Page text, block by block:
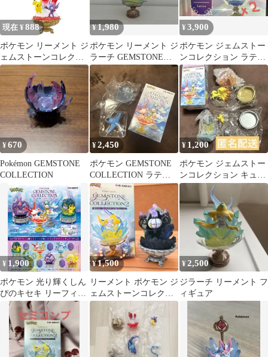
現在 ¥ 888
ポケモン リーメント ジ
ェムストーンコレクシ
ョン2 ハクリュー ピカ
¥1,980
ポケモン リーメント ジ
ラーチ GEMSTONE
COLLECTION 2
¥3,900
ポケモン ジェムストー
ンコレクション ラティ
オス
¥670
Pokémon GEMSTONE
COLLECTION
¥2,450
ポケモン GEMSTONE
COLLECTION ラティ
オス
¥ 1,200
ポケモン ジェムストー
ンコレクション キュウ
コン＆ピカチュウ・メ
レシー セット
¥ 1,900
ポケモン 光り輝くしん
ぴのキセキ リーフィ
ア キュウコン
¥1,500
リーメント ポケモン ジ
ェムストーンコレクシ
ョン2 シャンデラ
¥2,500
ジラーチ リーメント フ
ィギュア